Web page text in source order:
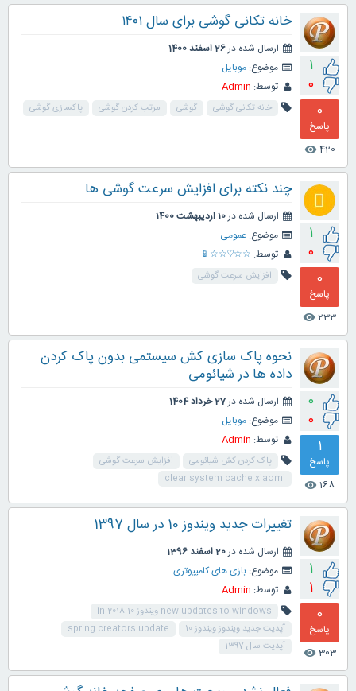
1
0
0
پاسخ
420
visibility
خانه تکانی گوشی برای سال ۱۴۰۱
ارسال شده در26 اسفند 1400
موضوع: موبایل
توسط: Admin
خانه تکانی گوشی گوشی مرتب کردن گوشی پاکسازی گوشی
1
0
0
پاسخ
233
visibility
چند نکته برای افزایش سرعت گوشی ها
ارسال شده در10 اردیبهشت 1400
موضوع: عمومی
توسط: ☆☆♡☆☆📱
افزایش سرعت گوشی
0
0
1
پاسخ
168
visibility
نحوه پاک سازی کش سیستمی بدون پاک کردن
داده ها در شیائومی
ارسال شده در27 خرداد 1404
موضوع: موبایل
توسط: Admin
پاک کردن کش شیائومی
افزایش سرعت گوشی
clear system cache xiaomi
1
1
0
پاسخ
303
visibility
تغییرات جدید ویندوز 10 در سال 1397
ارسال شده در20 اسفند 1396
موضوع: بازی های کامپیوتری
توسط: Admin
new updates to windows ویندوز 10 in 2018
آپدیت جدید ویندوز ویندوز 10
spring creators update
آپدیت سال 1397